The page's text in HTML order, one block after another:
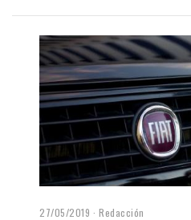
27/05/2019 Redacción